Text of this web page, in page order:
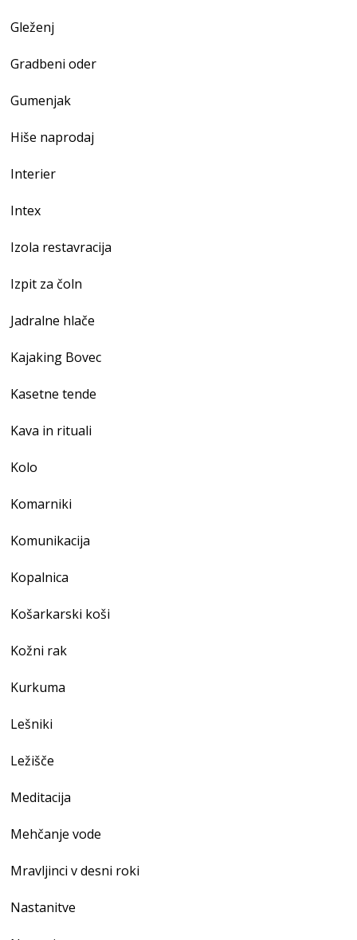
Gleženj
Gradbeni oder
Gumenjak
Hiše naprodaj
Interier
Intex
Izola restavracija
Izpit za čoln
Jadralne hlače
Kajaking Bovec
Kasetne tende
Kava in rituali
Kolo
Komarniki
Komunikacija
Kopalnica
Košarkarski koši
Kožni rak
Kurkuma
Lešniki
Ležišče
Meditacija
Mehčanje vode
Mravljinci v desni roki
Nastanitve